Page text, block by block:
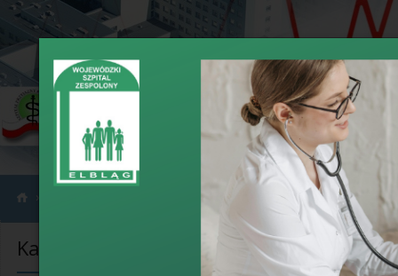
Kategorie informacji Ogłoszenia